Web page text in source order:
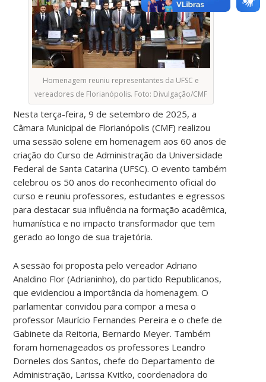
Homenagem reuniu representantes da UFSC e
vereadores de Florianópolis. Foto: Divulgação/CMF
Nesta terça-feira, 9 de setembro de 2025, a
Câmara Municipal de Florianópolis (CMF) realizou
uma sessão solene em homenagem aos 60 anos de
criação do Curso de Administração da Universidade
Federal de Santa Catarina (UFSC). O evento também
celebrou os 50 anos do reconhecimento oficial do
curso e reuniu professores, estudantes e egressos
para destacar sua influência na formação acadêmica,
humanística e no impacto transformador que tem
gerado ao longo de sua trajetória.
A sessão foi proposta pelo vereador Adriano
Analdino Flor (Adrianinho), do partido Republicanos,
que evidenciou a importância da homenagem. O
parlamentar convidou para compor a mesa o
professor Maurício Fernandes Pereira e o chefe de
Gabinete da Reitoria, Bernardo Meyer. Também
foram homenageados os professores Leandro
Dorneles dos Santos, chefe do Departamento de
Administração, Larissa Kvitko, coordenadora do